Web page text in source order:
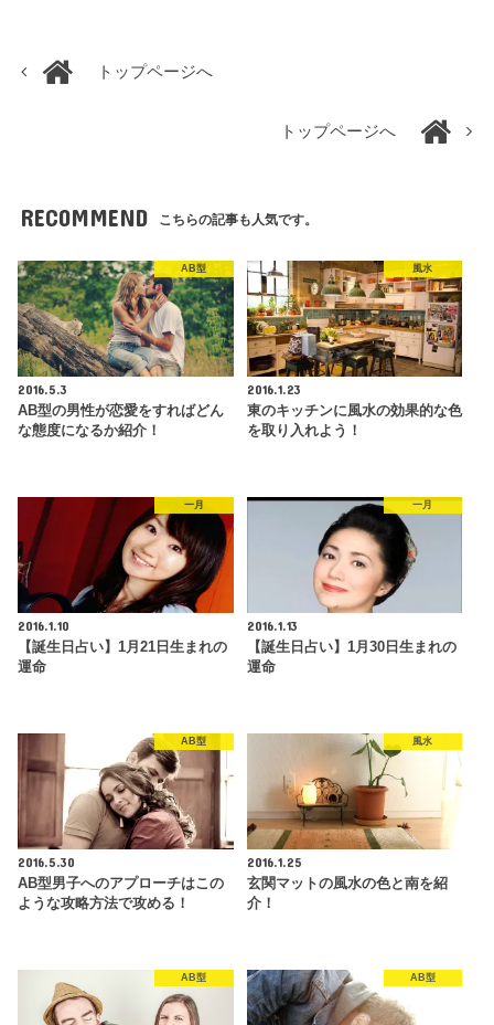
トップページへ
トップページへ
RECOMMEND こちらの記事も人気です。
AB型
2016.5.3
AB型の男性が恋愛をすればどん
な態度になるか紹介！
風水
2016.1.23
東のキッチンに風水の効果的な色
を取り入れよう！
一月
2016.1.10
【誕生日占い】1月21日生まれの
運命
一月
2016.1.13
【誕生日占い】1月30日生まれの
運命
AB型
2016.5.30
AB型男子へのアプローチはこの
ような攻略方法で攻める！
風水
2016.1.25
玄関マットの風水の色と南を紹
介！
AB型 AB型